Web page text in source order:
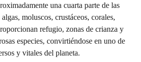
una cuarta parte de las
moluscos, crustáceos, corales,
refugio, zonas de crianza y
especies, convirtiéndose en uno de
y vitales del planeta.